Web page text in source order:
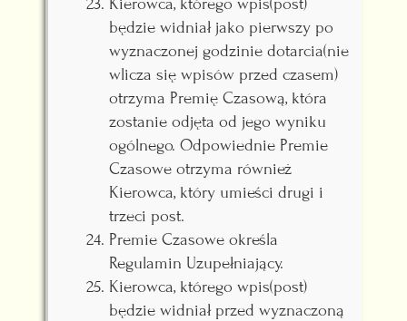
Kierowca, którego wpis(post)
będzie widniał jako pierwszy po
wyznaczonej godzinie dotarcia(nie
wlicza się wpisów przed czasem)
otrzyma Premię Czasową, która
zostanie odjęta od jego wyniku
ogólnego. Odpowiednie Premie
Czasowe otrzyma również
Kierowca, który umieści drugi i
trzeci post.
Premie Czasowe określa
Regulamin Uzupełniający.
Kierowca, którego wpis(post)
będzie widniał przed wyznaczoną